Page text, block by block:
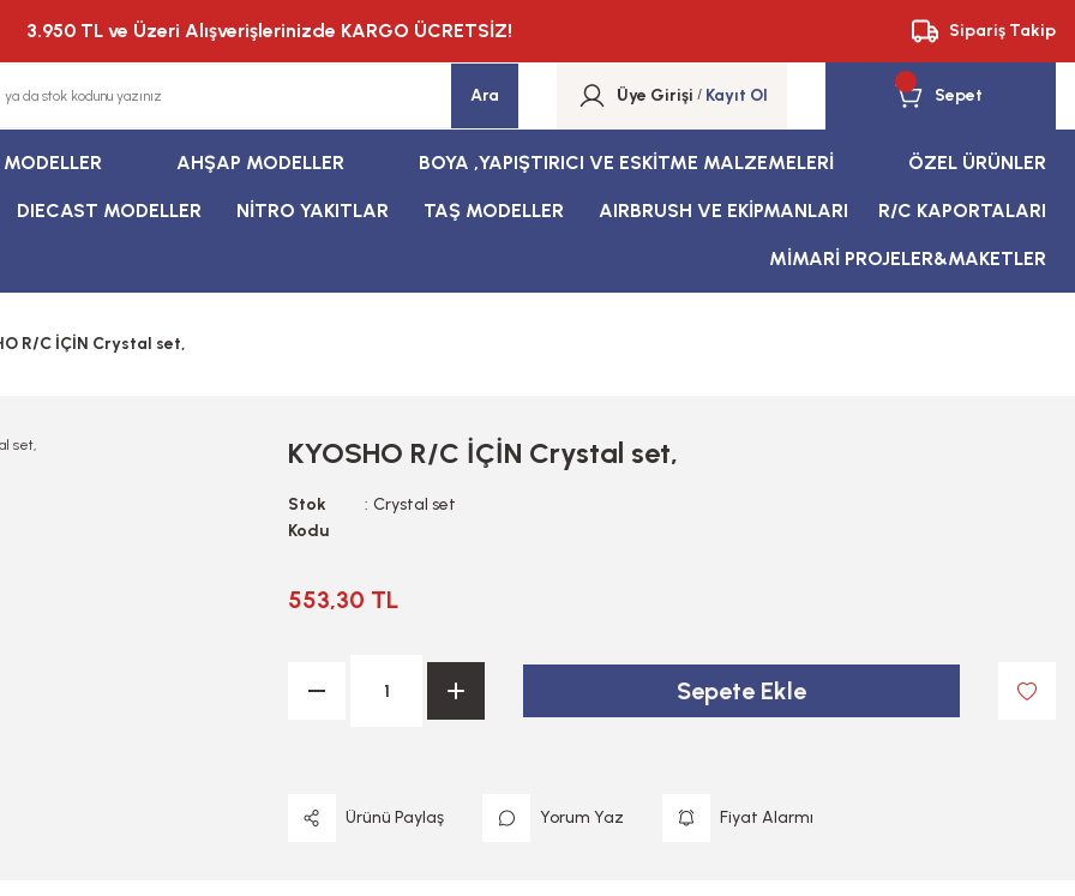
3.950 TL ve Üzeri Alışverişlerinizde KARGO ÜCRETSİZ! Sipariş Takip
Ara Üye Girişi / Kayıt Ol Sepet
AHŞAP MODELLER BOYA ,YAPIŞTIRICI VE ESKİTME MALZEMELERİ ÖZEL ÜRÜNLER
DIECAST MODELLER NİTRO YAKITLAR TAŞ MODELLER AIRBRUSH VE EKİPMANLARI R/C KAPORTALARI
MİMARİ PROJELER&MAKETLER
R/C İÇİN Crystal set,
KYOSHO R/C İÇİN Crystal set,
Stok
Kodu
Crystal set
553,30 TL
Sepete Ekle
Ürünü Paylaş Yorum Yaz Fiyat Alarmı